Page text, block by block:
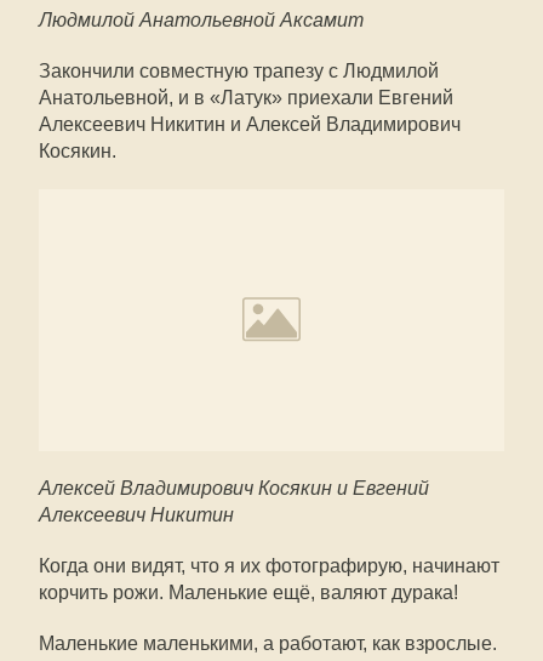
Людмилой Анатольевной Аксамит
Закончили совместную трапезу с Людмилой
Анатольевной, и в «Латук» приехали Евгений
Алексеевич Никитин и Алексей Владимирович
Косякин.
Алексей Владимирович Косякин и Евгений
Алексеевич Никитин
Когда они видят, что я их фотографирую, начинают
корчить рожи. Маленькие ещё, валяют дурака!
Маленькие маленькими, а работают, как взрослые.